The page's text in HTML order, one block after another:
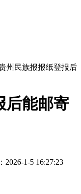
州民族报报纸登报后
后能邮寄
2026-1-5 16:27:23